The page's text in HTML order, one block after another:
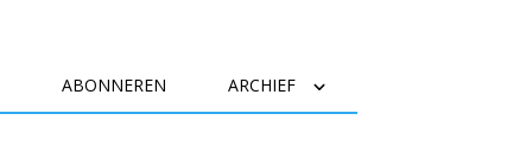
ABONNEREN ARCHIEF